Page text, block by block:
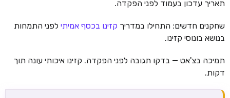
תאריך עדכון בעמוד לפני הפקדה.
שחקנים חדשים: התחילו במדריך קזינו בכסף אמיתי לפני התמחות
בנושא בונוסי קזינו.
תמיכה בצ'אט — בדקו תגובה לפני הפקדה. קזינו איכותי עונה תוך
דקות.